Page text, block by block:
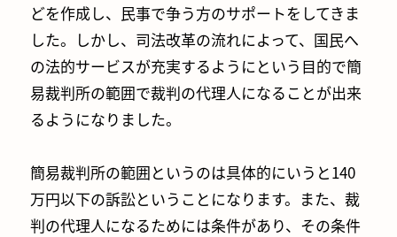
どを作成し、民事で争う方のサポートをしてきま
した。しかし、司法改革の流れによって、国民へ
の法的サービスが充実するようにという目的で簡
易裁判所の範囲で裁判の代理人になることが出来
るようになりました。
簡易裁判所の範囲というのは具体的にいうと140
万円以下の訴訟ということになります。また、裁
判の代理人になるためには条件があり、その条件